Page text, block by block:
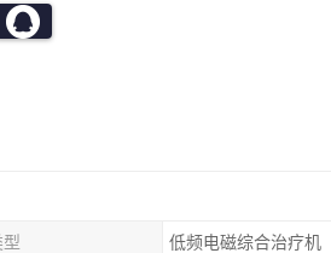
型 低频电磁综合治疗机